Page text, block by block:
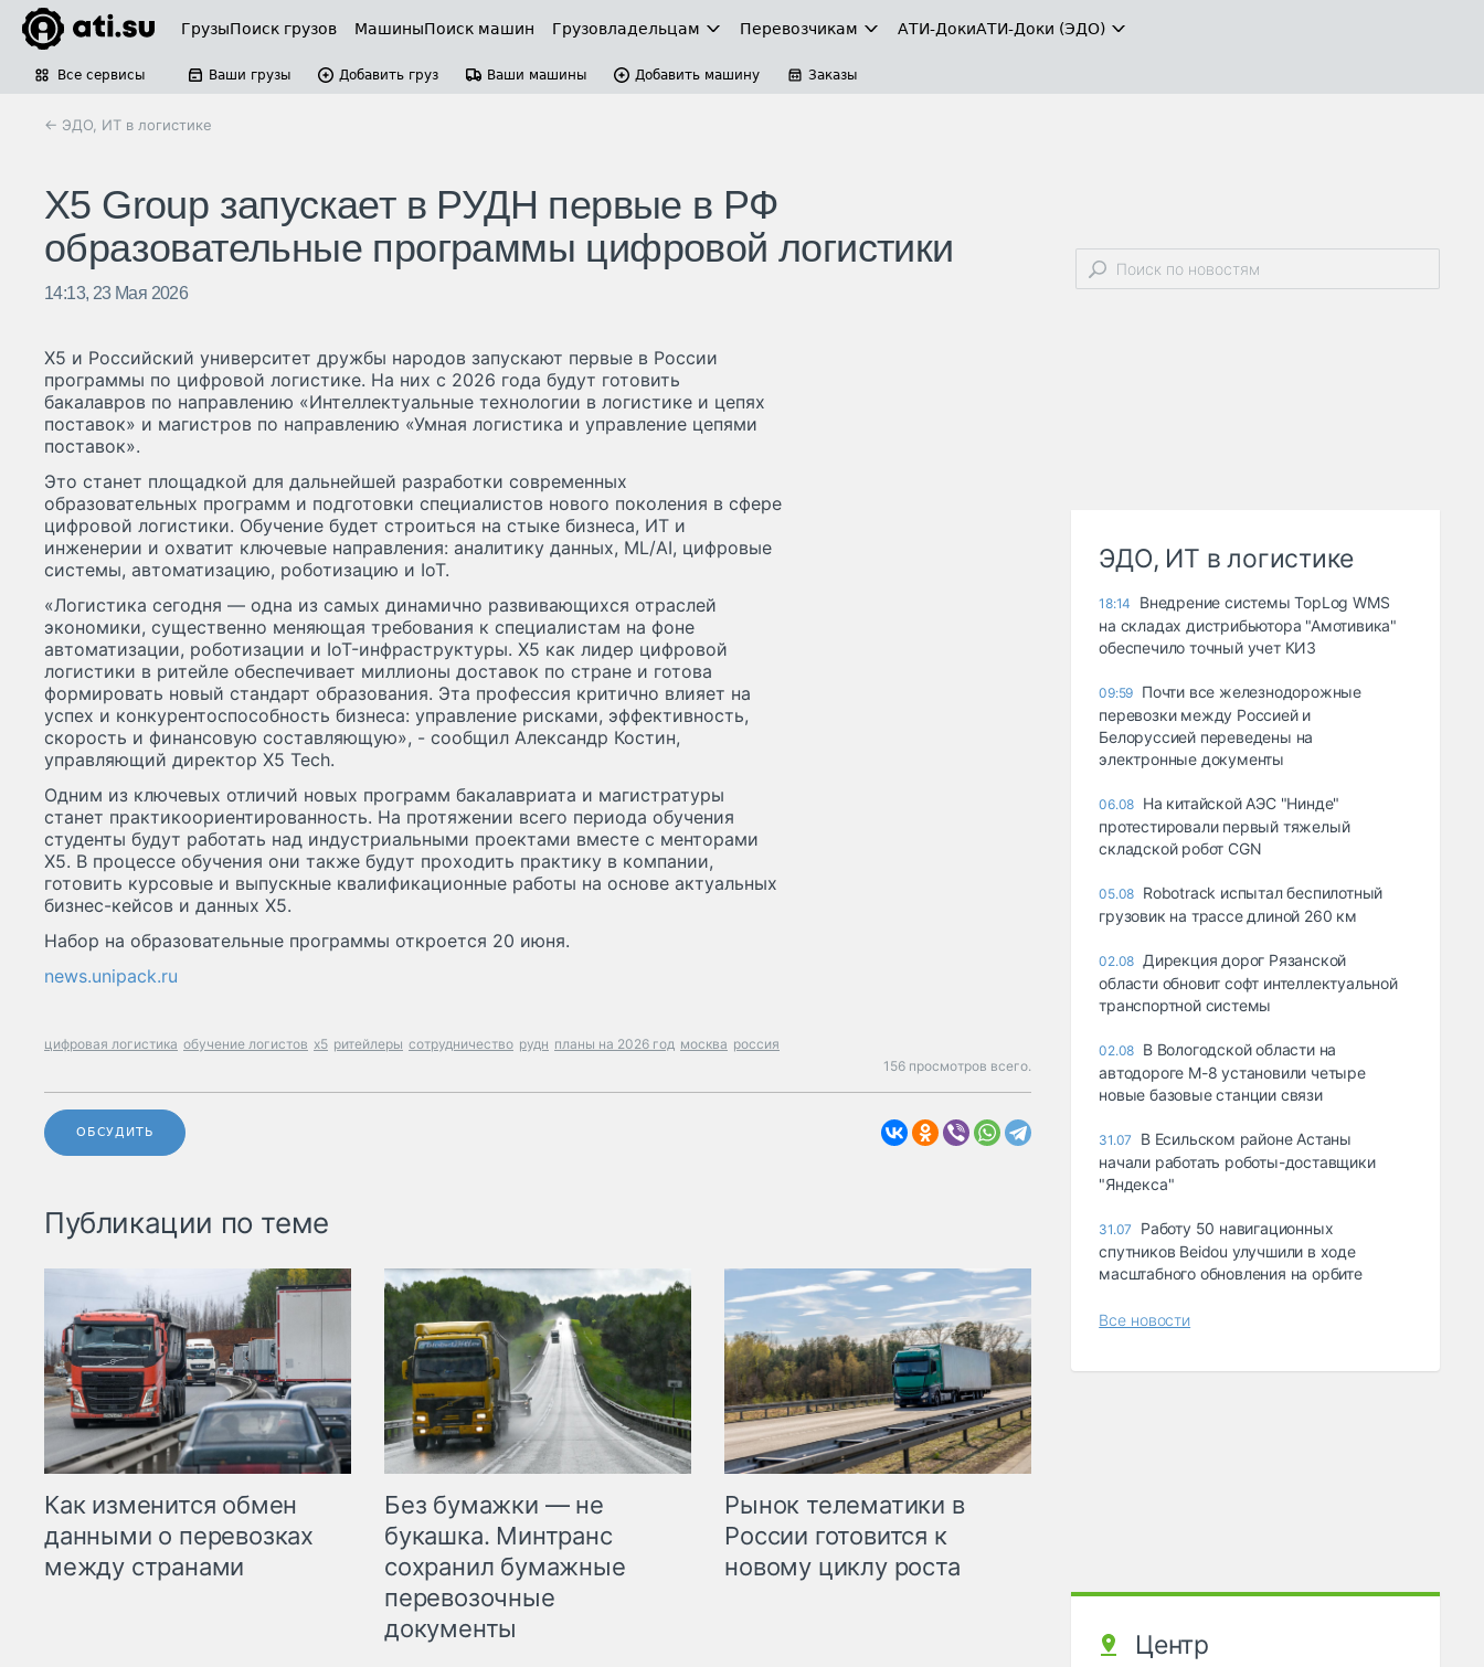
ГрузыПоиск грузов МашиныПоиск машин Грузовладельцам Перевозчикам АТИ-ДокиАТИ-Доки (ЭДО)
Все сервисы Ваши грузы Добавить груз Ваши машины Добавить машину Заказы
← ЭДО, ИТ в логистике
X5 Group запускает в РУДН первые в РФ
образовательные программы цифровой логистики
14:13, 23 Мая 2026
Х5 и Российский университет дружбы народов запускают первые в России
программы по цифровой логистике. На них с 2026 года будут готовить
бакалавров по направлению «Интеллектуальные технологии в логистике и цепях
поставок» и магистров по направлению «Умная логистика и управление цепями
поставок».
Это станет площадкой для дальнейшей разработки современных
образовательных программ и подготовки специалистов нового поколения в сфере
цифровой логистики. Обучение будет строиться на стыке бизнеса, ИТ и
инженерии и охватит ключевые направления: аналитику данных, ML/AI, цифровые
системы, автоматизацию, роботизацию и IoT.
«Логистика сегодня — одна из самых динамично развивающихся отраслей
экономики, существенно меняющая требования к специалистам на фоне
автоматизации, роботизации и IoT-инфраструктуры. Х5 как лидер цифровой
логистики в ритейле обеспечивает миллионы доставок по стране и готова
формировать новый стандарт образования. Эта профессия критично влияет на
успех и конкурентоспособность бизнеса: управление рисками, эффективность,
скорость и финансовую составляющую», - сообщил Александр Костин,
управляющий директор Х5 Tech.
Одним из ключевых отличий новых программ бакалавриата и магистратуры
станет практикоориентированность. На протяжении всего периода обучения
студенты будут работать над индустриальными проектами вместе с менторами
Х5. В процессе обучения они также будут проходить практику в компании,
готовить курсовые и выпускные квалификационные работы на основе актуальных
бизнес-кейсов и данных Х5.
Набор на образовательные программы откроется 20 июня.
news.unipack.ru
цифровая логистика обучение логистов x5 ритейлеры сотрудничество рудн планы на 2026 год москва россия
156 просмотров всего.
ОБСУДИТЬ
Публикации по теме
Как изменится обмен
данными о перевозках
между странами
Без бумажки — не
букашка. Минтранс
сохранил бумажные
перевозочные
документы
Рынок телематики в
России готовится к
новому циклу роста
ЭДО, ИТ в логистике
18:14
Внедрение системы TopLog WMS
на складах дистрибьютора "Амотивика"
обеспечило точный учет КИЗ
09:59 Почти все железнодорожные
перевозки между Россией и
Белоруссией переведены на
электронные документы
06.08 На китайской АЭС "Нинде"
протестировали первый тяжелый
складской робот CGN
05.08 Robotrack испытал беспилотный
грузовик на трассе длиной 260 км
02.08 Дирекция дорог Рязанской
области обновит софт интеллектуальной
транспортной системы
02.08 В Вологодской области на
автодороге М-8 установили четыре
новые базовые станции связи
31.07
В Есильском районе Астаны
начали работать роботы-доставщики
"Яндекса"
31.07
Работу 50 навигационных
спутников Beidou улучшили в ходе
масштабного обновления на орбите
Все новости
Центр